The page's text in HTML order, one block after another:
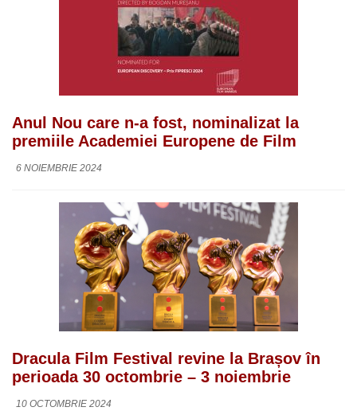
Anul Nou care n-a fost, nominalizat la
premiile Academiei Europene de Film
6 NOIEMBRIE 2024
Dracula Film Festival revine la Brașov în
perioada 30 octombrie – 3 noiembrie
10 OCTOMBRIE 2024